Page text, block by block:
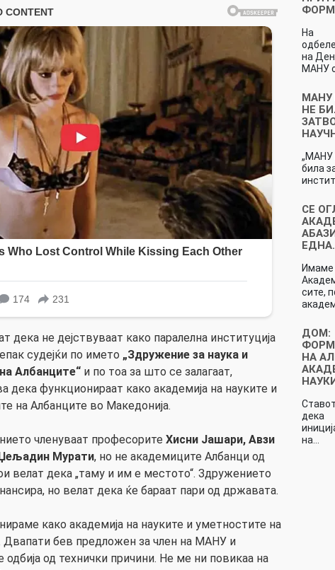
дека не дејствуваат како паралелна институција
судејќи по името „Здружение за наука и
Албанците“ и по тоа за што се залагаат,
дека функционираат како академија на науките и
на Албанците во Македонија.
членуваат професорите Хисни Јашари, Авзи
Џељадин Мурати, но не академиците Албанци од
велат дека „таму и им е местото“. Здружението
но велат дека ќе бараат пари од државата.
како академија на науките и уметностите на
Двапати бев предложен за член на МАНУ и
одбија од технички причини. Не ме ни повикаа на
На
на
МАНУ
МАНУ
НЕ
„МАНУ
била
СЕ
Имаме
сите,
ДОМ:
НА
дека
на…